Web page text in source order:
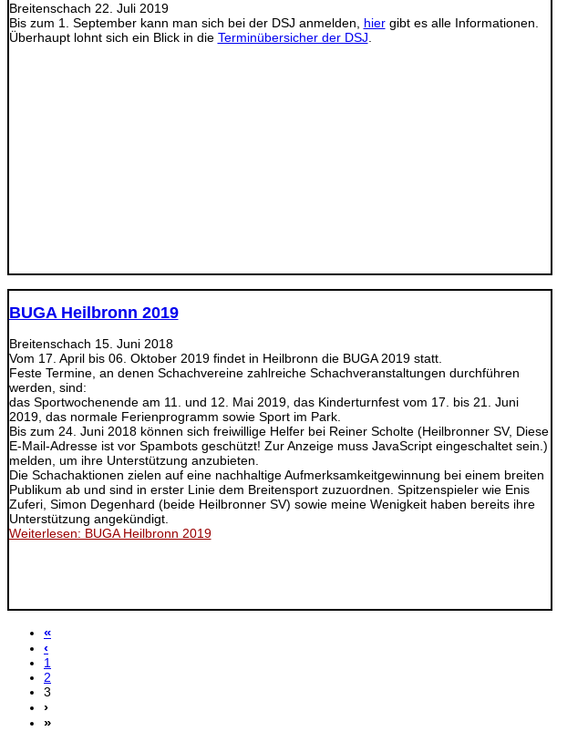
Breitenschach 22. Juli 2019
Bis zum 1. September kann man sich bei der DSJ anmelden, hiergibt es alle Informationen.
Überhaupt lohnt sich ein Blick in die Terminübersicher der DSJ.
BUGA Heilbronn 2019
Breitenschach 15. Juni 2018
Vom 17. April bis 06. Oktober 2019 findet in Heilbronn die BUGA 2019 statt.
Feste Termine, an denen Schachvereine zahlreiche Schachveranstaltungen durchführen
werden, sind:
das Sportwochenende am 11. und 12. Mai 2019, das Kinderturnfest vom 17. bis 21. Juni
2019, das normale Ferienprogramm sowie Sport im Park.
Bis zum 24. Juni 2018 können sich freiwillige Helfer bei Reiner Scholte (Heilbronner SV, Diese
E-Mail-Adresse ist vor Spambots geschützt! Zur Anzeige muss JavaScript eingeschaltet sein.)
melden, um ihre Unterstützung anzubieten.
Die Schachaktionen zielen auf eine nachhaltige Aufmerksamkeitgewinnung bei einem breiten
Publikum ab und sind in erster Linie dem Breitensport zuzuordnen. Spitzenspieler wie Enis
Zuferi, Simon Degenhard (beide Heilbronner SV) sowie meine Wenigkeit haben bereits ihre
Unterstützung angekündigt.
Weiterlesen: BUGA Heilbronn 2019
«
‹
1
2
3
›
»